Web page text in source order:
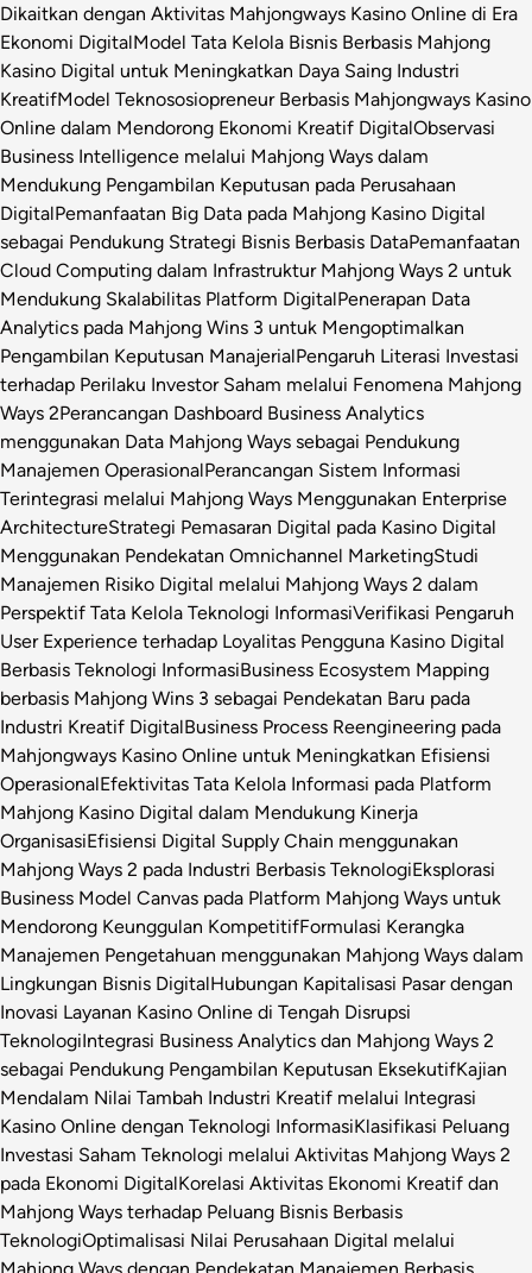
Dikaitkan dengan Aktivitas Mahjongways Kasino Online di Era
Ekonomi DigitalModel Tata Kelola Bisnis Berbasis Mahjong
Kasino Digital untuk Meningkatkan Daya Saing Industri
KreatifModel Teknososiopreneur Berbasis Mahjongways Kasino
Online dalam Mendorong Ekonomi Kreatif DigitalObservasi
Business Intelligence melalui Mahjong Ways dalam
Mendukung Pengambilan Keputusan pada Perusahaan
DigitalPemanfaatan Big Data pada Mahjong Kasino Digital
sebagai Pendukung Strategi Bisnis Berbasis DataPemanfaatan
Cloud Computing dalam Infrastruktur Mahjong Ways 2 untuk
Mendukung Skalabilitas Platform DigitalPenerapan Data
Analytics pada Mahjong Wins 3 untuk Mengoptimalkan
Pengambilan Keputusan ManajerialPengaruh Literasi Investasi
terhadap Perilaku Investor Saham melalui Fenomena Mahjong
Ways 2Perancangan Dashboard Business Analytics
menggunakan Data Mahjong Ways sebagai Pendukung
Manajemen OperasionalPerancangan Sistem Informasi
Terintegrasi melalui Mahjong Ways Menggunakan Enterprise
ArchitectureStrategi Pemasaran Digital pada Kasino Digital
Menggunakan Pendekatan Omnichannel MarketingStudi
Manajemen Risiko Digital melalui Mahjong Ways 2 dalam
Perspektif Tata Kelola Teknologi InformasiVerifikasi Pengaruh
User Experience terhadap Loyalitas Pengguna Kasino Digital
Berbasis Teknologi InformasiBusiness Ecosystem Mapping
berbasis Mahjong Wins 3 sebagai Pendekatan Baru pada
Industri Kreatif DigitalBusiness Process Reengineering pada
Mahjongways Kasino Online untuk Meningkatkan Efisiensi
OperasionalEfektivitas Tata Kelola Informasi pada Platform
Mahjong Kasino Digital dalam Mendukung Kinerja
OrganisasiEfisiensi Digital Supply Chain menggunakan
Mahjong Ways 2 pada Industri Berbasis TeknologiEksplorasi
Business Model Canvas pada Platform Mahjong Ways untuk
Mendorong Keunggulan KompetitifFormulasi Kerangka
Manajemen Pengetahuan menggunakan Mahjong Ways dalam
Lingkungan Bisnis DigitalHubungan Kapitalisasi Pasar dengan
Inovasi Layanan Kasino Online di Tengah Disrupsi
TeknologiIntegrasi Business Analytics dan Mahjong Ways 2
sebagai Pendukung Pengambilan Keputusan EksekutifKajian
Mendalam Nilai Tambah Industri Kreatif melalui Integrasi
Kasino Online dengan Teknologi InformasiKlasifikasi Peluang
Investasi Saham Teknologi melalui Aktivitas Mahjong Ways 2
pada Ekonomi DigitalKorelasi Aktivitas Ekonomi Kreatif dan
Mahjong Ways terhadap Peluang Bisnis Berbasis
TeknologiOptimalisasi Nilai Perusahaan Digital melalui